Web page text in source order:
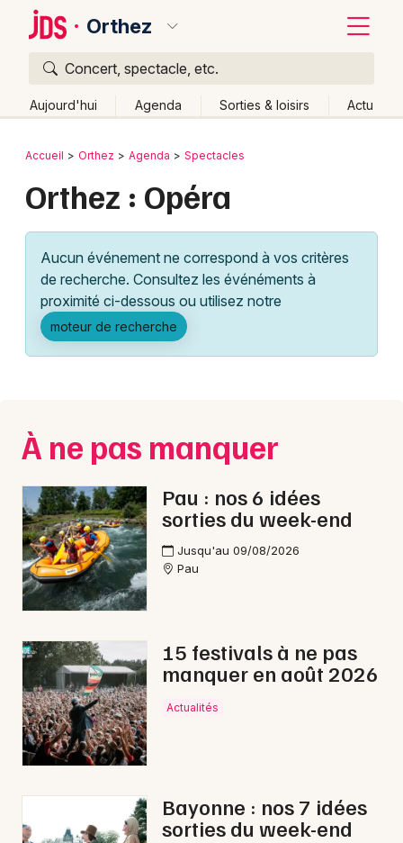
Orthez
Concert, spectacle, etc.
Aujourd'hui Agenda Sorties & loisirs Actu
Publier un événement
Grands événements
Activité & Expérience
Manifestations
Spectacles
Concerts
Sports
Soirées
Sorties famille
Expos
Sorties & loisirs
Opéra dans les Pyrénées-Atlantiques
Opéra en Nouvelle-Aquitaine
Bordeaux
Lille
Lyon
Marseille
Nantes
Nice
Paris
Strasbourg
Toulouse
Retour
Accueil Orthez Agenda Spectacles
Orthez : Opéra
Aucun événement ne correspond à vos critères
de recherche. Consultez les événéments à
proximité ci-dessous ou utilisez notre
moteur de recherche
À ne pas manquer
Pau : nos 6 idées
sorties du week-end
Jusqu'au 09/08/2026
Pau
15 festivals à ne pas
manquer en août 2026
Actualités
Bayonne : nos 7 idées
sorties du week-end
Quoi ?
Où ?
Aquitaine
Partout Près de moi
Quand ?
Ce week-end